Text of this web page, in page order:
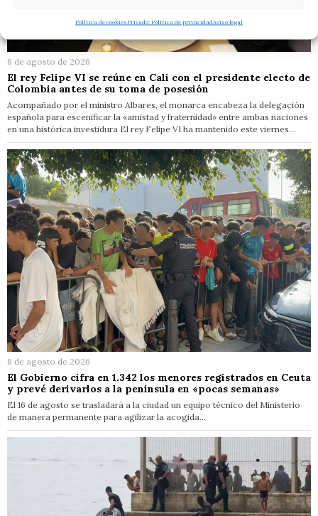
Política de cookiesPrivado: Política de privacidadAviso legal
8 de agosto de 2026
El rey Felipe VI se reúne en Cali con el presidente electo de
Colombia antes de su toma de posesión
Acompañado por el ministro Albares, el monarca encabeza la delegación
española para escenificar la «amistad y fraternidad» entre ambas naciones
en una histórica investidura El rey Felipe VI ha mantenido este viernes…
8 de agosto de 2026
El Gobierno cifra en 1.342 los menores registrados en Ceuta
y prevé derivarlos a la península en «pocas semanas»
El 16 de agosto se trasladará a la ciudad un equipo técnico del Ministerio
de manera permanente para agilizar la acogida…